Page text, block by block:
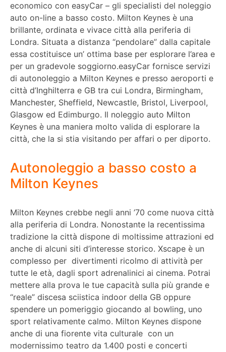
economico con easyCar – gli specialisti del noleggio
auto on-line a basso costo. Milton Keynes è una
brillante, ordinata e vivace città alla periferia di
Londra. Situata a distanza “pendolare” dalla capitale
essa costituisce un’ ottima base per esplorare l’area e
per un gradevole soggiorno.easyCar fornisce servizi
di autonoleggio a Milton Keynes e presso aeroporti e
città d’Inghilterra e GB tra cui Londra, Birmingham,
Manchester, Sheffield, Newcastle, Bristol, Liverpool,
Glasgow ed Edimburgo. Il noleggio auto Milton
Keynes è una maniera molto valida di esplorare la
città, che la si stia visitando per affari o per diporto.
Autonoleggio a basso costo a
Milton Keynes
Milton Keynes crebbe negli anni ’70 come nuova città
alla periferia di Londra. Nonostante la recentissima
tradizione la città dispone di moltissime attrazioni ed
anche di alcuni siti d’interesse storico. Xscape è un
complesso per divertimenti ricolmo di attività per
tutte le età, dagli sport adrenalinici ai cinema. Potrai
mettere alla prova le tue capacità sulla più grande e
“reale” discesa sciistica indoor della GB oppure
spendere un pomeriggio giocando al bowling, uno
sport relativamente calmo. Milton Keynes dispone
anche di una fiorente vita culturale con un
modernissimo teatro da 1.400 posti e concerti